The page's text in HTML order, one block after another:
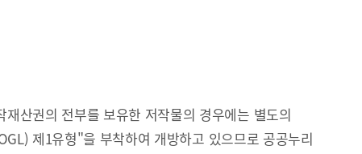
산권의 전부를 보유한 저작물의 경우에는 별도의
제1유형"을 부착하여 개방하고 있으므로 공공누리